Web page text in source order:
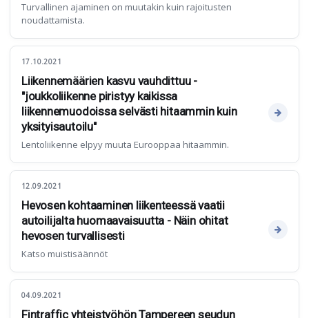
Turvallinen ajaminen on muutakin kuin rajoitusten
noudattamista.
17.10.2021
Liikennemäärien kasvu vauhdittuu -
"joukkoliikenne piristyy kaikissa
liikennemuodoissa selvästi hitaammin kuin
yksityisautoilu"
Lentoliikenne elpyy muuta Eurooppaa hitaammin.
12.09.2021
Hevosen kohtaaminen liikenteessä vaatii
autoilijalta huomaavaisuutta - Näin ohitat
hevosen turvallisesti
Katso muistisäännöt
04.09.2021
Fintraffic yhteistyöhön Tampereen seudun